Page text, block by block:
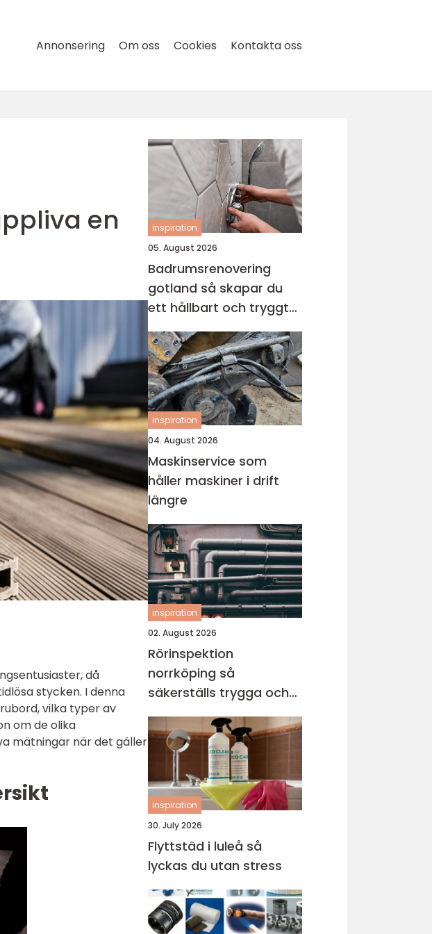
Annonsering Om oss Cookies Kontakta oss
en
då
stycken. I denna
vilka typer av
om de olika
mätningar när det gäller
inspiration
05. August 2026
Badrumsrenovering
gotland så skapar du
ett hållbart och tryggt
badrum
inspiration
04. August 2026
Maskinservice som
håller maskiner i drift
längre
inspiration
02. August 2026
Rörinspektion
norrköping så
säkerställs trygga och
hållbara avloppssystem
inspiration
30. July 2026
Flyttstäd i luleå så
lyckas du utan stress